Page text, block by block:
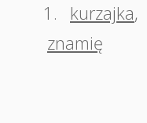
1.
kurzajka,
znamię